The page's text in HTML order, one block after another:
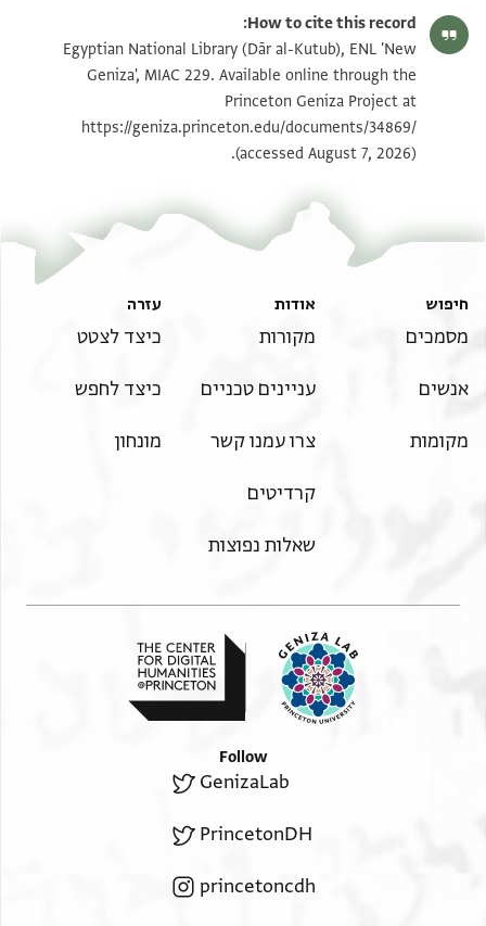
How to cite this record:
Egyptian National Library (Dār al-Kutub), ENL 'New
Geniza', MIAC 229. Available online through the
Princeton Geniza Project at
https://geniza.princeton.edu/documents/34869/
(accessed August 7, 2026).
חיפוש
מסמכים
אנשים
מקומות
אודות
מקורות
עניינים טכניים
צרו עמנו קשר
קרדיטים
שאלות נפוצות
עזרה
כיצד לצטט
כיצד לחפש
מונחון
Follow
GenizaLab
PrincetonDH
princetoncdh